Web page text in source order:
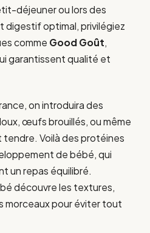
déjeuner ou lors des
digestif optimal, privilégiez
comme Good Goût,
garantissent qualité et
on introduira des
œufs brouillés, ou même
Voilà des protéines
de bébé, qui
un repas équilibré.
découvre les textures,
morceaux pour éviter tout